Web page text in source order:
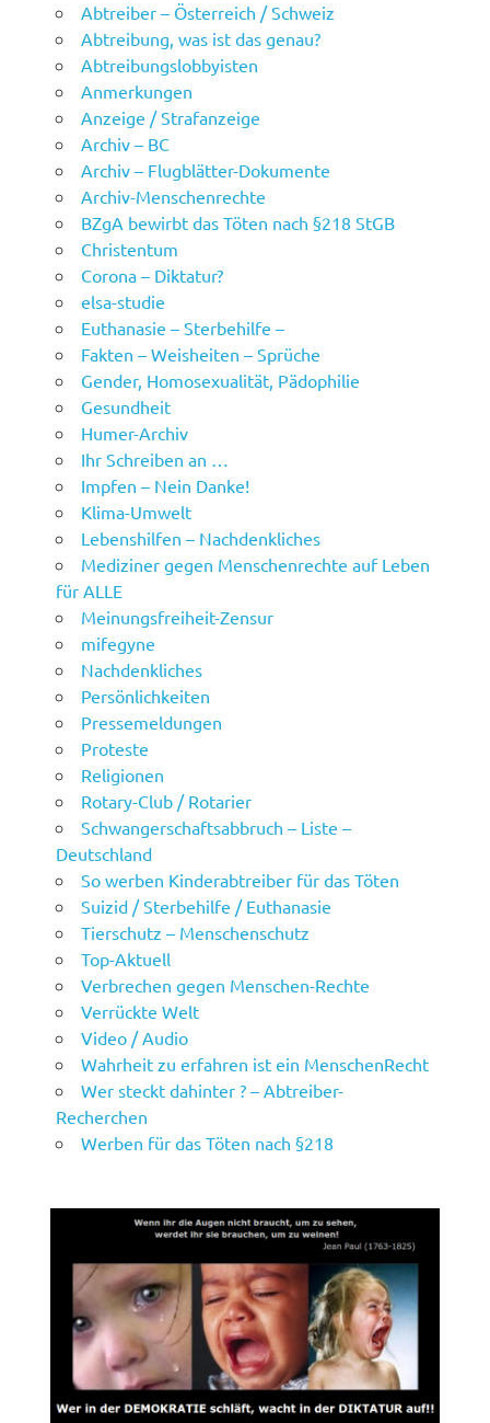
Abtreiber – Österreich / Schweiz
Abtreibung, was ist das genau?
Abtreibungslobbyisten
Anmerkungen
Anzeige / Strafanzeige
Archiv – BC
Archiv – Flugblätter-Dokumente
Archiv-Menschenrechte
BZgA bewirbt das Töten nach §218 StGB
Christentum
Corona – Diktatur?
elsa-studie
Euthanasie – Sterbehilfe –
Fakten – Weisheiten – Sprüche
Gender, Homosexualität, Pädophilie
Gesundheit
Humer-Archiv
Ihr Schreiben an …
Impfen – Nein Danke!
Klima-Umwelt
Lebenshilfen – Nachdenkliches
Mediziner gegen Menschenrechte auf Leben
für ALLE
Meinungsfreiheit-Zensur
mifegyne
Nachdenkliches
Persönlichkeiten
Pressemeldungen
Proteste
Religionen
Rotary-Club / Rotarier
Schwangerschaftsabbruch – Liste –
Deutschland
So werben Kinderabtreiber für das Töten
Suizid / Sterbehilfe / Euthanasie
Tierschutz – Menschenschutz
Top-Aktuell
Verbrechen gegen Menschen-Rechte
Verrückte Welt
Video / Audio
Wahrheit zu erfahren ist ein MenschenRecht
Wer steckt dahinter ? – Abtreiber-
Recherchen
Werben für das Töten nach §218